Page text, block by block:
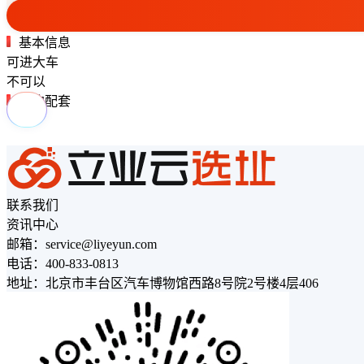
基本信息
可进大车
不可以
周边配套
联系我们
资讯中心
邮箱：service@liyeyun.com
电话：400-833-0813
地址：北京市丰台区汽车博物馆西路8号院2号楼4层406